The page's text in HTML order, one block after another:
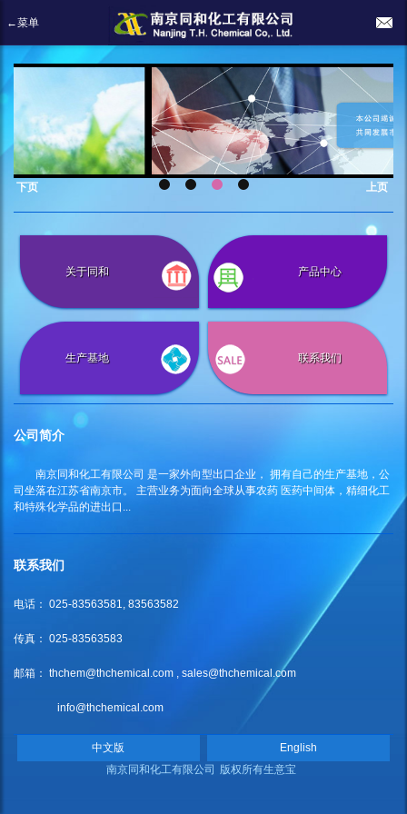
←菜单
上页
下页
关于同和 产品中心
生产基地 联系我们
公司简介
南京同和化工有限公司 是一家外向型出口企业， 拥有自己的生产基地，公
司坐落在江苏省南京市。 主营业务为面向全球从事农药 医药中间体，精细化工
和特殊化学品的进出口...
联系我们
电话： 025-83563581, 83563582
传真： 025-83563583
邮箱： thchem@thchemical.com , sales@thchemical.com
info@thchemical.com
中文版
English
南京同和化工有限公司 版权所有生意宝